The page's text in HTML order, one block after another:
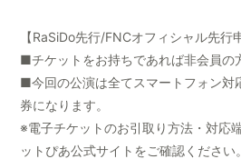
【RaSiDo先行/FNCオフィシャル先行
■チケットをお持ちであれば非会員の
■今回の公演は全てスマートフォン対
券になります。
※電子チケットのお引取り方法・対応
ットぴあ公式サイトをご確認ください。